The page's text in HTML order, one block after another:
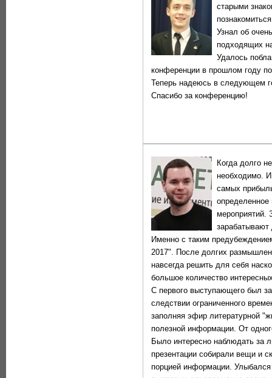
старыми
Узнал об
подходящих
Удалось
конференции в прошлом году
Теперь надеюсь в следующем
Спасибо за конференцию!
Когда долго
необходимо.
самых
определенное
мероприятий.
зарабатывают
Именно с таким
2017". После долгих
навсегда решить для себя
большое количество
С первого выступающего был
следствии ограниченного
заполняя эфир литературной
полезной информации. От
Было интересно наблюдать за
презентации собирали вещи и
порцией информации.